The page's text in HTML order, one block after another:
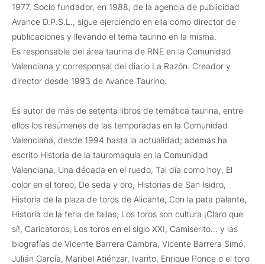
1977. Socio fundador, en 1988, de la agencia de publicidad
Avance D.P.S.L., sigue ejerciendo en ella como director de
publicaciones y llevando el tema taurino en la misma.
Es responsable del área taurina de RNE en la Comunidad
Valenciana y corresponsal del diario La Razón. Creador y
director desde 1993 de Avance Taurino.
Es autor de más de setenta libros de temática taurina, entre
ellos los resúmenes de las temporadas en la Comunidad
Valenciana, desde 1994 hasta la actualidad; además ha
escrito Historia de la tauromaquia en la Comunidad
Valenciana, Una década en el ruedo, Tal día como hoy, El
color en el toreo, De seda y oro, Historias de San Isidro,
Historia de la plaza de toros de Alicante, Con la pata p’alante,
Historia de la feria de fallas, Los toros son cultura ¡Claro que
sí!, Caricatoros, Los toros en el siglo XXI, Camiserito… y las
biografías de Vicente Barrera Cambra, Vicente Barrera Simó,
Julián García, Maribel Atiénzar, Ivarito, Enrique Ponce o el toro